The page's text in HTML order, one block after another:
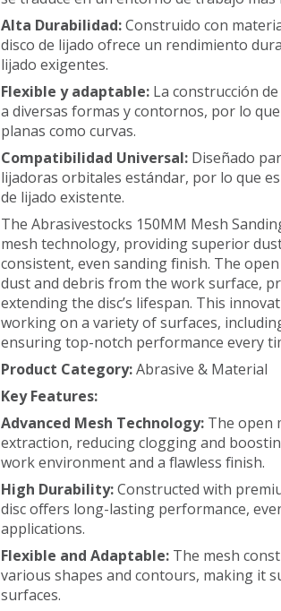
Alta Durabilidad:Construido con
disco de lijado ofrece un rendimiento
lijado exigentes.
Flexible y adaptable: La construcción
a diversas formas y contornos, por lo
planas como curvas.
Compatibilidad Universal: Diseñado
lijadoras orbitales estándar, por lo que
de lijado existente.
The Abrasivestocks 150MM Mesh
mesh technology, providing superior
consistent, even sanding finish. The
dust and debris from the work surface,
extending the disc’s lifespan. This
working on a variety of surfaces,
ensuring top-notch performance every
Product Category:Abrasive & Material
Key Features:
Advanced Mesh Technology: The open
extraction, reducing clogging and
work environment and a flawless finish.
High Durability:Constructed with
disc offers long-lasting performance,
applications.
Flexible and Adaptable: The mesh
various shapes and contours, making it
surfaces.